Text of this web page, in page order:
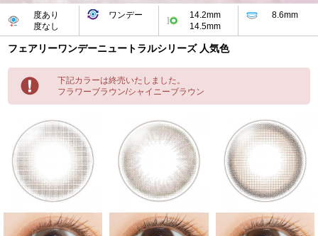
度あり
度なし
ワンデー
14.2mm
14.5mm
8.6mm
フェアリーワンデーニュートラルシリーズ 人気色
下記カラーは終売いたしました。
フラワーブラウン/シャイニーブラウン